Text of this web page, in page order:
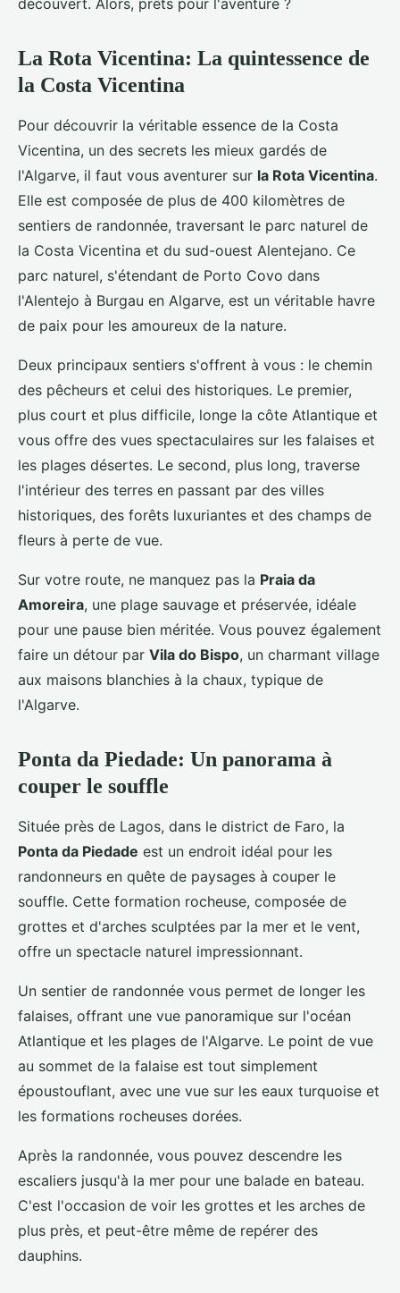
découvert. Alors, prêts pour l'aventure ?
La Rota Vicentina: La quintessence de
la Costa Vicentina
Pour découvrir la véritable essence de la Costa
Vicentina, un des secrets les mieux gardés de
l'Algarve, il faut vous aventurer sur la Rota Vicentina.
Elle est composée de plus de 400 kilomètres de
sentiers de randonnée, traversant le parc naturel de
la Costa Vicentina et du sud-ouest Alentejano. Ce
parc naturel, s'étendant de Porto Covo dans
l'Alentejo à Burgau en Algarve, est un véritable havre
de paix pour les amoureux de la nature.
Deux principaux sentiers s'offrent à vous : le chemin
des pêcheurs et celui des historiques. Le premier,
plus court et plus difficile, longe la côte Atlantique et
vous offre des vues spectaculaires sur les falaises et
les plages désertes. Le second, plus long, traverse
l'intérieur des terres en passant par des villes
historiques, des forêts luxuriantes et des champs de
fleurs à perte de vue.
Sur votre route, ne manquez pas la Praia da
Amoreira, une plage sauvage et préservée, idéale
pour une pause bien méritée. Vous pouvez également
faire un détour par Vila do Bispo, un charmant village
aux maisons blanchies à la chaux, typique de
l'Algarve.
Ponta da Piedade: Un panorama à
couper le souffle
Située près de Lagos, dans le district de Faro, la
Ponta da Piedade est un endroit idéal pour les
randonneurs en quête de paysages à couper le
souffle. Cette formation rocheuse, composée de
grottes et d'arches sculptées par la mer et le vent,
offre un spectacle naturel impressionnant.
Un sentier de randonnée vous permet de longer les
falaises, offrant une vue panoramique sur l'océan
Atlantique et les plages de l'Algarve. Le point de vue
au sommet de la falaise est tout simplement
époustouflant, avec une vue sur les eaux turquoise et
les formations rocheuses dorées.
Après la randonnée, vous pouvez descendre les
escaliers jusqu'à la mer pour une balade en bateau.
C'est l'occasion de voir les grottes et les arches de
plus près, et peut-être même de repérer des
dauphins.